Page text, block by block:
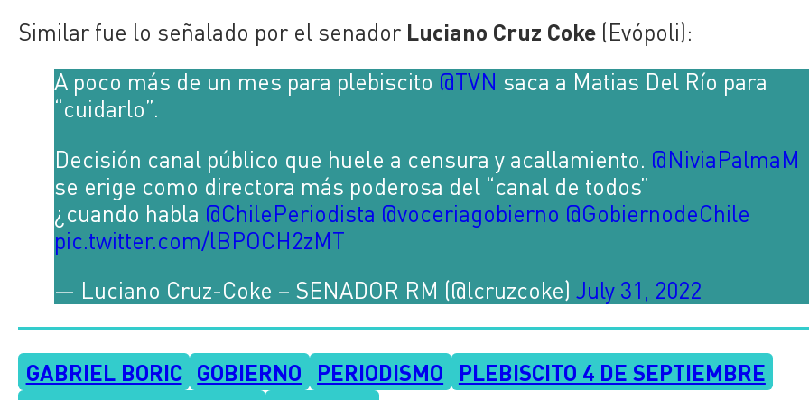
Similar fue lo señalado por el senador Luciano Cruz Coke (Evópoli):
A poco más de un mes para plebiscito @TVN saca a Matias Del Río para
“cuidarlo”.
Decisión canal público que huele a censura y acallamiento. @NiviaPalmaM
se erige como directora más poderosa del “canal de todos”
¿cuando habla @ChilePeriodista @voceriagobierno @GobiernodeChile
pic.twitter.com/lBPOCH2zMT
— Luciano Cruz-Coke – SENADOR RM (@lcruzcoke)July 31, 2022
GABRIEL BORIC GOBIERNO PERIODISMO
PLEBISCITO 4 DE SEPTIEMBRE